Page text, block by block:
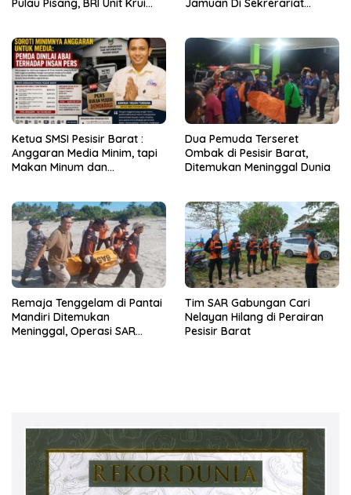
Pulau Pisang, BRI Unit Krui
Jamuan Di Sekrerariat
Ketua SMSI Pesisir Barat :
Anggaran Media Minim, tapi
Makan Minum dan
Dua Pemuda Terseret
Ombak di Pesisir Barat,
Ditemukan Meninggal Dunia
Remaja Tenggelam di Pantai
Mandiri Ditemukan
Meninggal, Operasi SAR
Tim SAR Gabungan Cari
Nelayan Hilang di Perairan
Pesisir Barat